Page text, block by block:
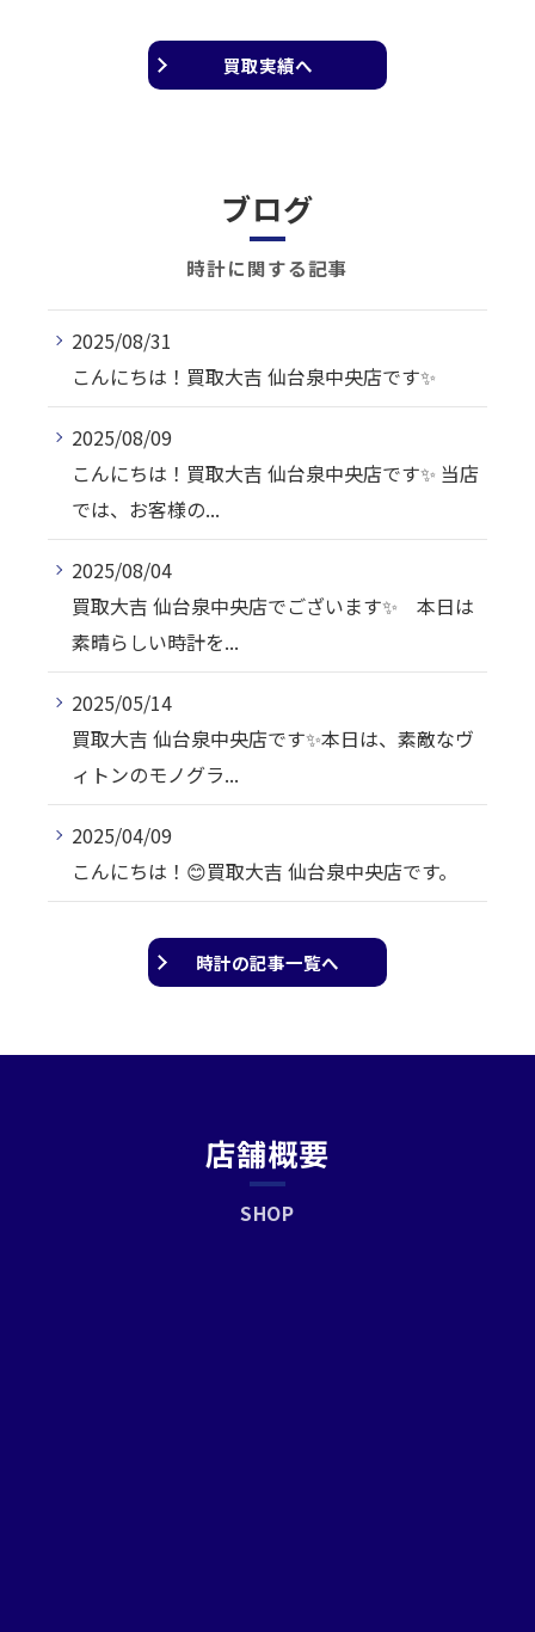
買取実績へ
ブログ
時計に関する記事
2025/08/31
こんにちは！買取大吉 仙台泉中央店です✨
2025/08/09
こんにちは！買取大吉 仙台泉中央店です✨ 当店
では、お客様の...
2025/08/04
買取大吉 仙台泉中央店でございます✨ 本日は
素晴らしい時計を...
2025/05/14
買取大吉 仙台泉中央店です✨本日は、素敵なヴ
ィトンのモノグラ...
2025/04/09
こんにちは！😊買取大吉 仙台泉中央店です。
時計の記事一覧へ
店舗概要
SHOP